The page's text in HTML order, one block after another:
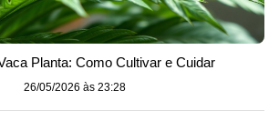
Planta: Como Cultivar e Cuidar
26/05/2026 às 23:28